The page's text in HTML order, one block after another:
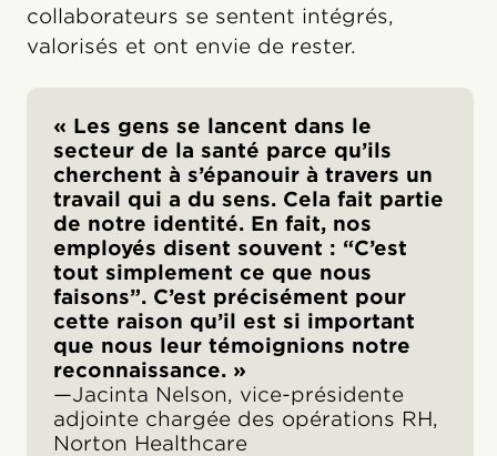
collaborateurs se sentent intégrés,
valorisés et ont envie de rester.
« Les gens se lancent dans le
secteur de la santé parce qu’ils
cherchent à s’épanouir à travers un
travail qui a du sens. Cela fait partie
de notre identité. En fait, nos
employés disent souvent : “C’est
tout simplement ce que nous
faisons”. C’est précisément pour
cette raison qu’il est si important
que nous leur témoignions notre
reconnaissance. »
—Jacinta Nelson, vice-présidente
adjointe chargée des opérations RH,
Norton Healthcare